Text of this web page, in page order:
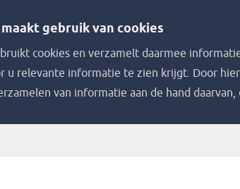
gebruik van cookies
cookies en verzamelt daarmee
u relevante informatie te zien krijgt. Door
van informatie aan de hand